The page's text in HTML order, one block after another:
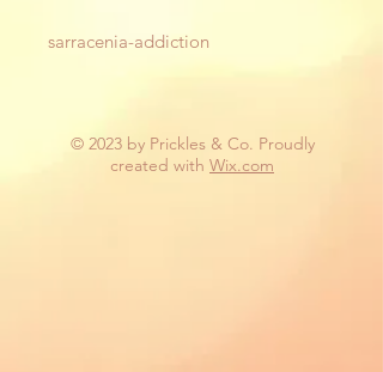
sarracenia-addiction
© 2023 by Prickles & Co. Proudly
created with Wix.com